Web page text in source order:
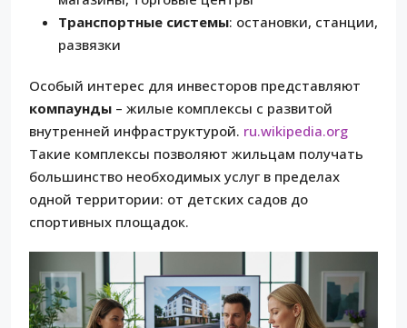
Транспортные системы: остановки, станции,
развязки
Особый интерес для инвесторов представляют
компаунды – жилые комплексы с развитой
внутренней инфраструктурой. ru.wikipedia.org
Такие комплексы позволяют жильцам получать
большинство необходимых услуг в пределах
одной территории: от детских садов до
спортивных площадок.